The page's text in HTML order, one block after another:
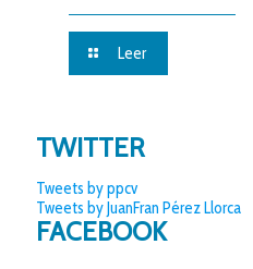
Leer
TWITTER
Tweets by ppcv
Tweets by JuanFran Pérez Llorca
FACEBOOK